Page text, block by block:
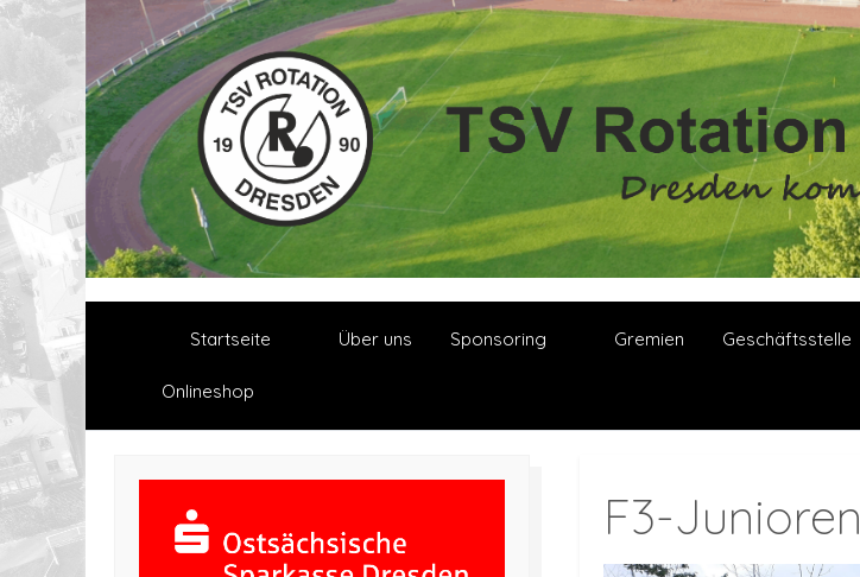
Startseite Über uns Sponsoring Gremien Geschäftsstelle
Onlineshop
F3-Junioren